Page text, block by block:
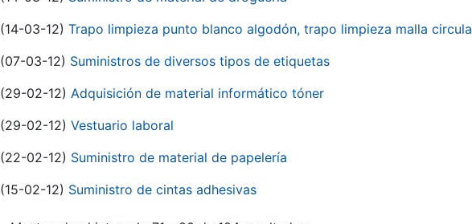
(14-03-12) Trapo limpieza punto blanco algodón, trapo limpieza malla
(07-03-12) Suministros de diversos tipos de etiquetas
(29-02-12) Adquisición de material informático tóner
(29-02-12) Vestuario laboral
(22-02-12) Suministro de material de papelería
(15-02-12) Suministro de cintas adhesivas